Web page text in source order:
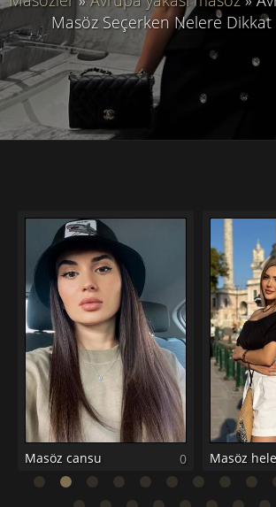
Masöz Seçerken Nelere Dikkat
0
Masöz deniz 0